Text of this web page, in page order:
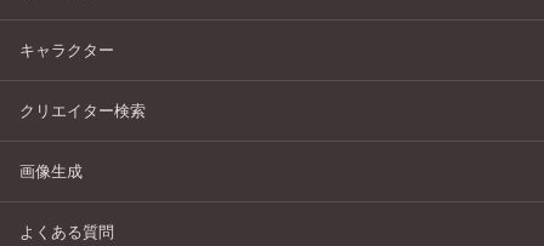
キャラクター
クリエイター検索
画像生成
よくある質問